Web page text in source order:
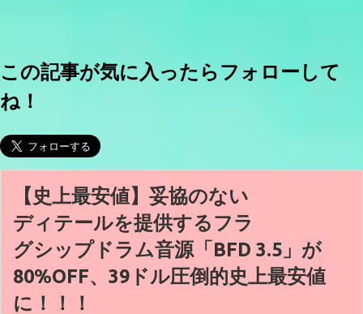
この記事が気に入ったらフォローして
ね！
【史上最安値】妥協のない
ディテールを提供するフラ
グシップドラム音源「BFD 3.5」が
80%OFF、39ドル圧倒的史上最安値
に！！！